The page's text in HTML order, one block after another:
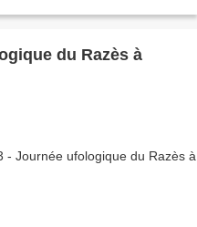
du Razès à